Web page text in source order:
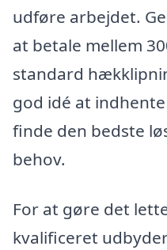
udføre arbejdet.
at betale mellem
standard
god idé at
finde den bedste
behov.
For at gøre det
kvalificeret